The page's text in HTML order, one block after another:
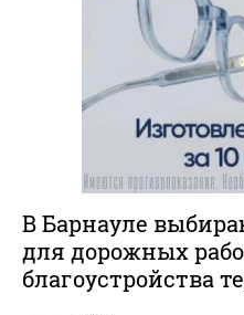
В Барнауле
для дорожных
благоустройства